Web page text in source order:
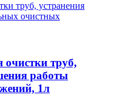
труб,
работы
1л